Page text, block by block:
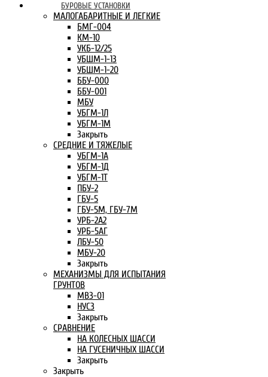
БУРОВЫЕ УСТАНОВКИ
МАЛОГАБАРИТНЫЕ И ЛЕГКИЕ
БМГ-004
КМ-10
УКБ-12/25
УБШМ-1-13
УБШМ-1-20
ББУ-000
ББУ-001
МБУ
УБГМ-1Л
УБГМ-1М
Закрыть
СРЕДНИЕ И ТЯЖЕЛЫЕ
УБГМ-1А
УБГМ-1Д
УБГМ-1Т
ПБУ-2
ГБУ-5
ГБУ-5М, ГБУ-7М
УРБ-2А2
УРБ-5АГ
ЛБУ-50
МБУ-20
Закрыть
МЕХАНИЗМЫ ДЛЯ ИСПЫТАНИЯ
ГРУНТОВ
МВЗ-01
НУСЗ
Закрыть
СРАВНЕНИЕ
НА КОЛЕСНЫХ ШАССИ
НА ГУСЕНИЧНЫХ ШАССИ
Закрыть
Закрыть